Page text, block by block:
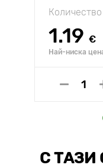
1.19 €
Най-ниска
С ТАЗИ